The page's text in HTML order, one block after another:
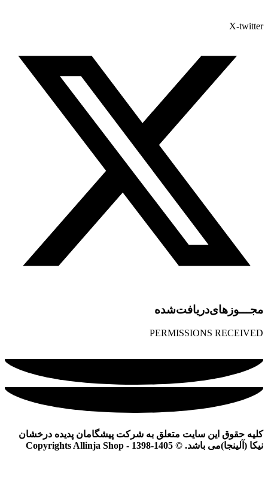
X-twitter
مجـــوز‌های‌دریافت‌شده
PERMISSIONS RECEIVED
کلیه حقوق این سایت متعلق به شرکت پیشگامان پدیده درخشان
نیکا (آلینجا)می باشد. © Copyrights Allinja Shop - 1398-1405